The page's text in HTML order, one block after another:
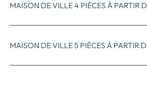
MAISON DE VILLE 4 PIÈCES À PARTIR
MAISON DE VILLE 5 PIÈCES À PARTIR